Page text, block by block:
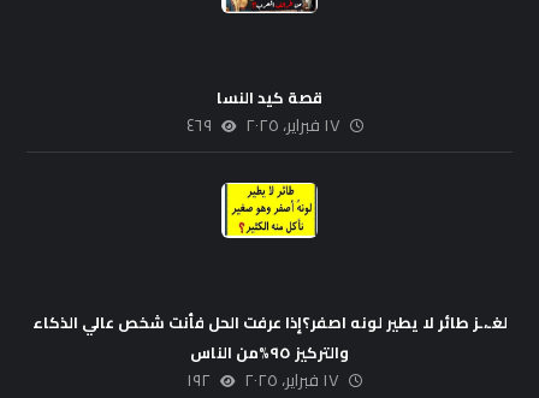
قصة كيد النسا
١٧ فبراير، ٢٠٢٥ ٤٦٩
لغـ،ـز طائر لا يطير لونه اصفر؟إذا عرفت الحل فأنت شخص عالي الذكاء
والتركيز ٩٥%من الناس
١٧ فبراير، ٢٠٢٥ ١٩٢